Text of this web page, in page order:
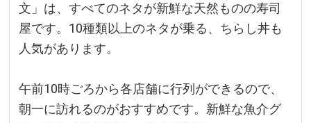
文」は、すべてのネタが新鮮な天然ものの寿司
屋です。10種類以上のネタが乗る、ちらし丼も
人気があります。
午前10時ごろから各店舗に行列ができるので、
朝一に訪れるのがおすすめです。新鮮な魚介グ